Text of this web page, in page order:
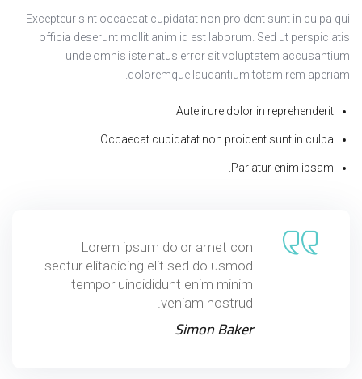
Excepteur sint occaecat cupidatat non proident sunt in culpa qui
officia deserunt mollit anim id est laborum. Sed ut perspiciatis
unde omnis iste natus error sit voluptatem accusantium
doloremque laudantium totam rem aperiam.
Aute irure dolor in reprehenderit.
Occaecat cupidatat non proident sunt in culpa.
Pariatur enim ipsam.
Lorem ipsum dolor amet con
sectur elitadicing elit sed do usmod
tempor uincididunt enim minim
veniam nostrud.
Simon Baker